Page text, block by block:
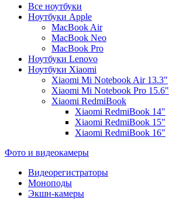
Все ноутбуки
Ноутбуки Apple
MacBook Air
MacBook Neo
MacBook Pro
Ноутбуки Lenovo
Ноутбуки Xiaomi
Xiaomi Mi Notebook Air 13.3"
Xiaomi Mi Notebook Pro 15.6"
Xiaomi RedmiBook
Xiaomi RedmiBook 14"
Xiaomi RedmiBook 15"
Xiaomi RedmiBook 16"
Фото и видеокамеры
Видеорегистраторы
Моноподы
Экшн-камеры